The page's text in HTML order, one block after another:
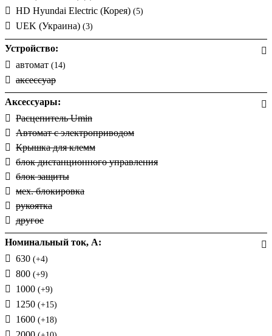
HD Hyundai Electric (Корея) (5)
UEK (Украина) (3)
Устройство:
автомат (14)
аксессуар
Аксессуары:
Расцепитель Umin
Автомат с электроприводом
Крышка для клемм
блок дистанционного управления
блок защиты
мех. блокировка
рукоятка
другое
Номинальный ток, А:
630 (+4)
800 (+9)
1000 (+9)
1250 (+15)
1600 (+18)